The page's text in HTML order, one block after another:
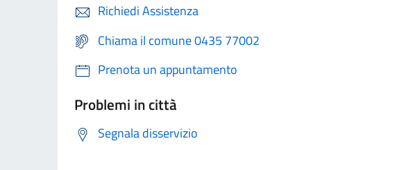
Richiedi Assistenza
Chiama il comune 0435 77002
Prenota un appuntamento
Problemi in città
Segnala disservizio